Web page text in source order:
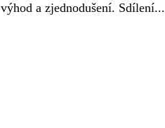
výhod a zjednodušení. Sdílení...